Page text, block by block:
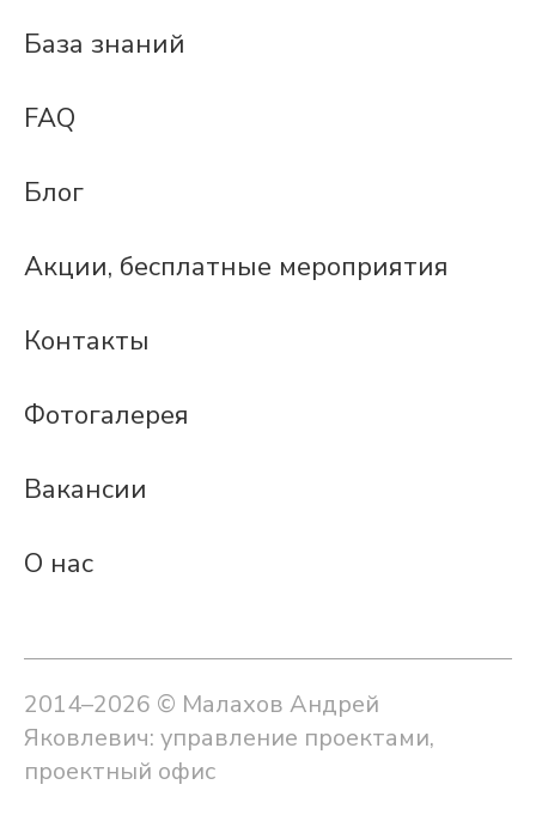
База знаний
FAQ
Блог
Акции, бесплатные мероприятия
Контакты
Фотогалерея
Вакансии
О нас
2014–2026 © Малахов Андрей
Яковлевич: управление проектами,
проектный офис